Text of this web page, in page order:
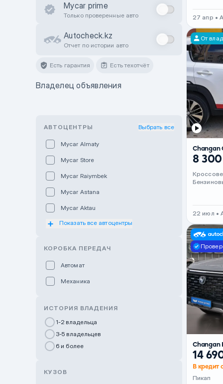
Mycar prime
Только проверенные авто
Autocheck.kz
Отчет по истории авто
Есть гарантия Есть техотчёт
Владелец объявления
АВТОЦЕНТРЫ Выбрать все
Mycar Almaty
Mycar Store
Mycar Raiymbek
Mycar Astana
Mycar Aktau
Mycar Uralsk
GWM Nurly Zhol
Chery Astana
Показать все автоцентры
КОРОБКА ПЕРЕДАЧ
Автомат
Механика
ИСТОРИЯ ВЛАДЕНИЯ
1-2 владельца
3-5 владельцев
6 и более
КУЗОВ
27 апр •
От
Changan
8
22 июл •
Changan
14
В кредит
Пикап